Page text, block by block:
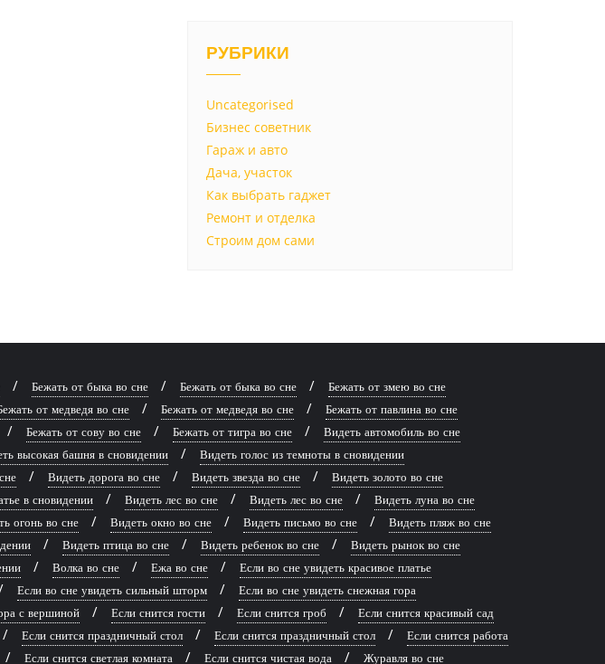
РУБРИКИ
Uncategorised
Бизнес советник
Гараж и авто
Дача, участок
Как выбрать гаджет
Ремонт и отделка
Строим дом сами
Бежать от быка во сне Бежать от быка во сне
Бежать от змею во сне
от медведя во сне Бежать от медведя во сне
Бежать от павлина во сне
Бежать от сову во сне Бежать от тигра во сне
Видеть автомобиль во сне
высокая башня в сновидении
Видеть голос из темноты в сновидении
Видеть дорога во сне Видеть звезда во сне
Видеть золото во сне
в сновидении Видеть лес во сне Видеть лес во сне
Видеть луна во сне
огонь во сне Видеть окно во сне Видеть письмо во сне
Видеть пляж во сне
Видеть птица во сне Видеть ребенок во сне
Видеть рынок во сне
Волка во сне Ежа во сне
Если во сне увидеть красивое платье
Если во сне увидеть сильный шторм
Если во сне увидеть снежная гора
с вершиной Если снится гости Если снится гроб
Если снится красивый сад
Если снится праздничный стол Если снится праздничный стол
Если снится работа
Если снится светлая комната Если снится чистая вода
Журавля во сне